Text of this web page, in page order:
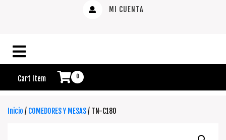
MI CUENTA
Cart Item 0
Inicio / COMEDORES Y MESAS/ TN-C180